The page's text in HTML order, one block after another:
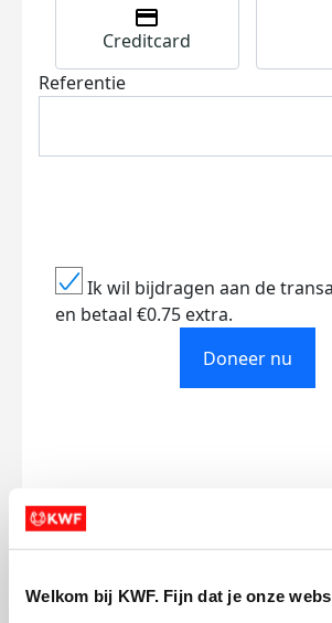
Welkom bij KWF. Fijn dat je onze
Creditcard
Referentie
Ik wil bijdragen aan de
en betaal €0.75 extra.
Doneer nu
€72
Doneer